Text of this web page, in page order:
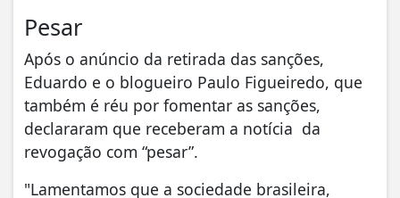
Pesar
Após o anúncio da retirada das sanções,
Eduardo e o blogueiro Paulo Figueiredo, que
também é réu por fomentar as sanções,
declararam que receberam a notícia da
revogação com “pesar”.
"Lamentamos que a sociedade brasileira,